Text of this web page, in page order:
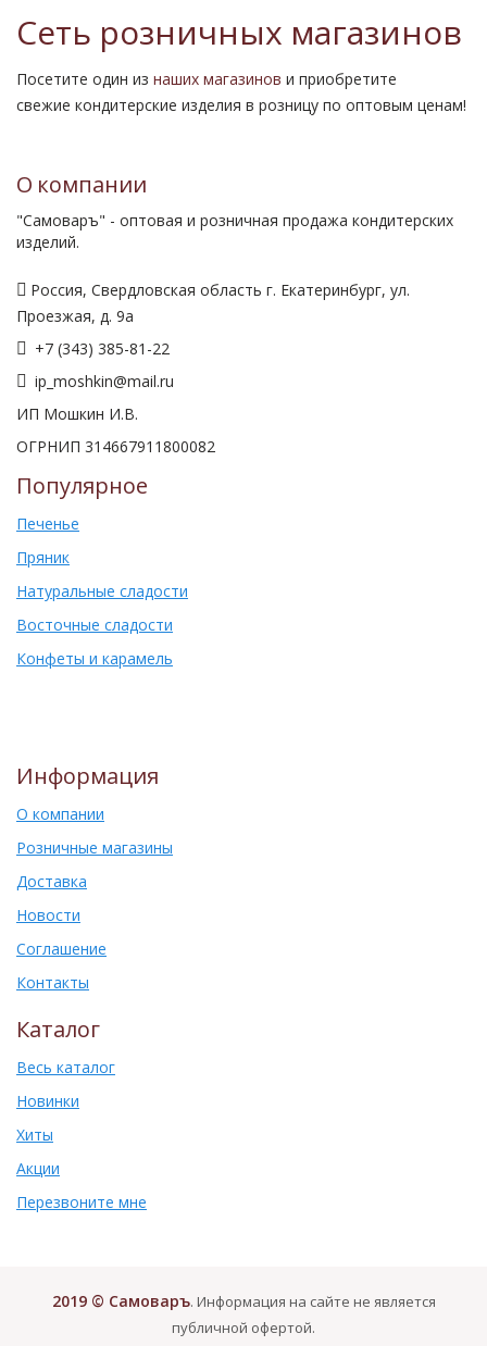
Сеть розничных магазинов
Посетите один из наших магазинов и приобретите
свежие кондитерские изделия в розницу по оптовым ценам!
О компании
"Самоваръ" - оптовая и розничная продажа кондитерских
изделий.
Россия, Свердловская область г. Екатеринбург, ул.
Проезжая, д. 9а
+7 (343) 385-81-22
ip_moshkin@mail.ru
ИП Мошкин И.В.
ОГРНИП 314667911800082
Популярное
Печенье
Пряник
Натуральные сладости
Восточные сладости
Конфеты и карамель
Информация
О компании
Розничные магазины
Доставка
Новости
Соглашение
Контакты
Каталог
Весь каталог
Новинки
Хиты
Акции
Перезвоните мне
2019 © Самоваръ. Информация на сайте не является
публичной офертой.